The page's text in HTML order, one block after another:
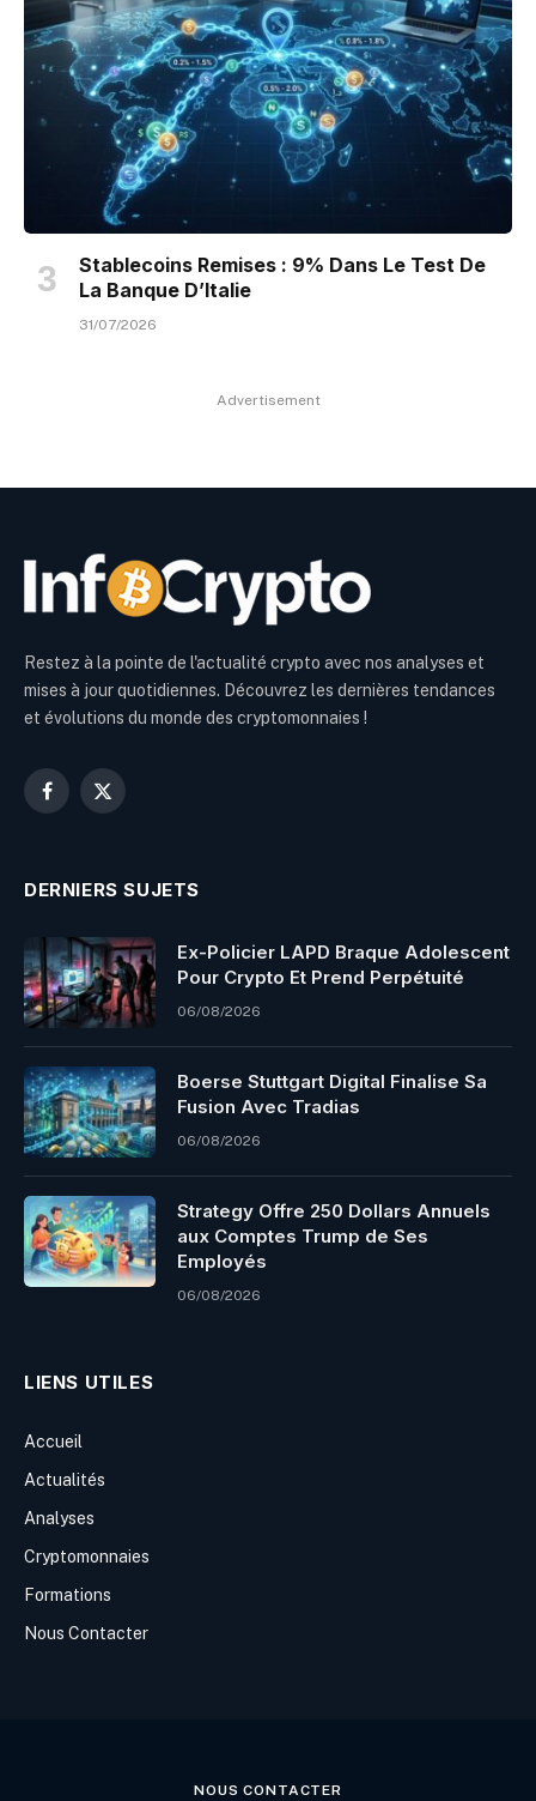
Stablecoins Remises : 9% Dans Le Test De
La Banque D’Italie
31/07/2026
Advertisement
Restez à la pointe de l'actualité crypto avec nos analyses et
mises à jour quotidiennes. Découvrez les dernières tendances
et évolutions du monde des cryptomonnaies !
Facebook
X
DERNIERS SUJETS
Ex-Policier LAPD Braque Adolescent
Pour Crypto Et Prend Perpétuité
06/08/2026
Boerse Stuttgart Digital Finalise Sa
Fusion Avec Tradias
06/08/2026
Strategy Offre 250 Dollars Annuels
aux Comptes Trump de Ses
Employés
06/08/2026
LIENS UTILES
Accueil
Actualités
Analyses
Cryptomonnaies
Formations
Nous Contacter
NOUS CONTACTER